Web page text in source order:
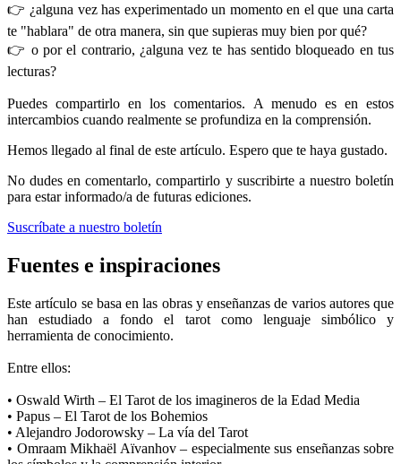
👉 ¿alguna vez has experimentado un momento en el que una carta
te "hablara" de otra manera, sin que supieras muy bien por qué?
👉 o por el contrario, ¿alguna vez te has sentido bloqueado en tus
lecturas?
Puedes compartirlo en los comentarios. A menudo es en estos
intercambios cuando realmente se profundiza en la comprensión.
Hemos llegado al final de este artículo. Espero que te haya gustado.
No dudes en comentarlo, compartirlo y suscribirte a nuestro boletín
para estar informado/a de futuras ediciones.
Suscríbate a nuestro boletín
Fuentes e inspiraciones
Este artículo se basa en las obras y enseñanzas de varios autores que
han estudiado a fondo el tarot como lenguaje simbólico y
herramienta de conocimiento.
Entre ellos:
• Oswald Wirth – El Tarot de los imagineros de la Edad Media
• Papus – El Tarot de los Bohemios
• Alejandro Jodorowsky – La vía del Tarot
• Omraam Mikhaël Aïvanhov – especialmente sus enseñanzas sobre